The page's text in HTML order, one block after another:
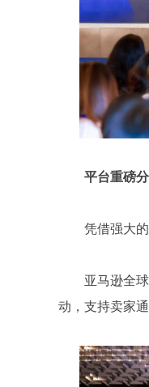
平台重磅
凭借强大
亚马逊全
动，支持卖家